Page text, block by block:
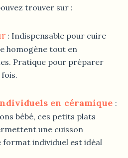
trouver sur :
: Indispensable pour cuire
homogène tout en
Pratique pour préparer
en céramique :
bébé, ces petits plats
une cuisson
individuel est idéal